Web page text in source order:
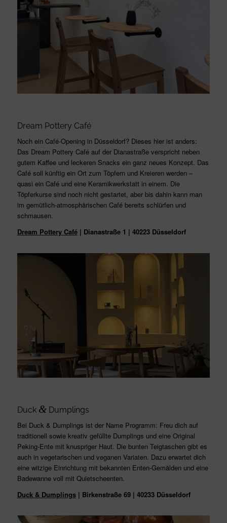
Dream Pottery Café
Noch ein Café-Opening in Düsseldorf? Dieses hier ist anders:
Das Dream Pottery Café auf der Dianastraße verspricht neben
gutem Kaffee und leckeren Snacks ein ganz neues Konzept. Das
Café soll künftig ein Ort zum Töpfern und Kreieren werden –
quasi ein Café und eine Keramikwerkstatt in einem. Die
Töpferkurse sind noch nicht gestartet, aber bis dahin kann man
im gemütlich-atmosphärischen Café bereits schlürfen und
schmausen.
Dream Pottery Café| Dianastraße 1 | 40223 Düsseldorf
Duck &Dumplings
Bei Duck & Dumplings ist der Name Programm: Freu dich auf
traditionell sowie kreativ gefüllte Dumplings und eine Original
Peking-Ente mit knuspriger Haut. Die bunten Teigtaschen gibt es
auch in vegetarischen und veganen Variaten. Dazu erwartet dich
eine witzige Einrichtung mit bekannten Enten-Gemälden und eine
Badewanne voll mit Quietscheenten.
Duck & Dumplings| Birkenstraße 69 | 40233 Düsseldorf